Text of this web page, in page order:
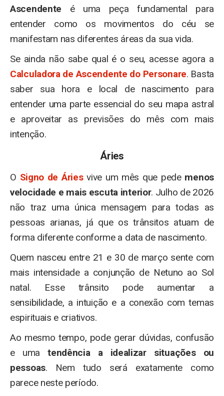
Ascendente é uma peça fundamental para
entender como os movimentos do céu se
manifestam nas diferentes áreas da sua vida.
Se ainda não sabe qual é o seu, acesse agora a
Calculadora de Ascendente do Personare. Basta
saber sua hora e local de nascimento para
entender uma parte essencial do seu mapa astral
e aproveitar as previsões do mês com mais
intenção.
Áries
O Signo de Áriesvive um mês que pede menos
velocidade e mais escuta interior. Julho de 2026
não traz uma única mensagem para todas as
pessoas arianas, já que os trânsitos atuam de
forma diferente conforme a data de nascimento.
Quem nasceu entre 21 e 30 de março sente com
mais intensidade a conjunção de Netuno ao Sol
natal. Esse trânsito pode aumentar a
sensibilidade, a intuição e a conexão com temas
espirituais e criativos.
Ao mesmo tempo, pode gerar dúvidas, confusão
e umatendência a idealizar situações ou
pessoas. Nem tudo será exatamente como
parece neste período.